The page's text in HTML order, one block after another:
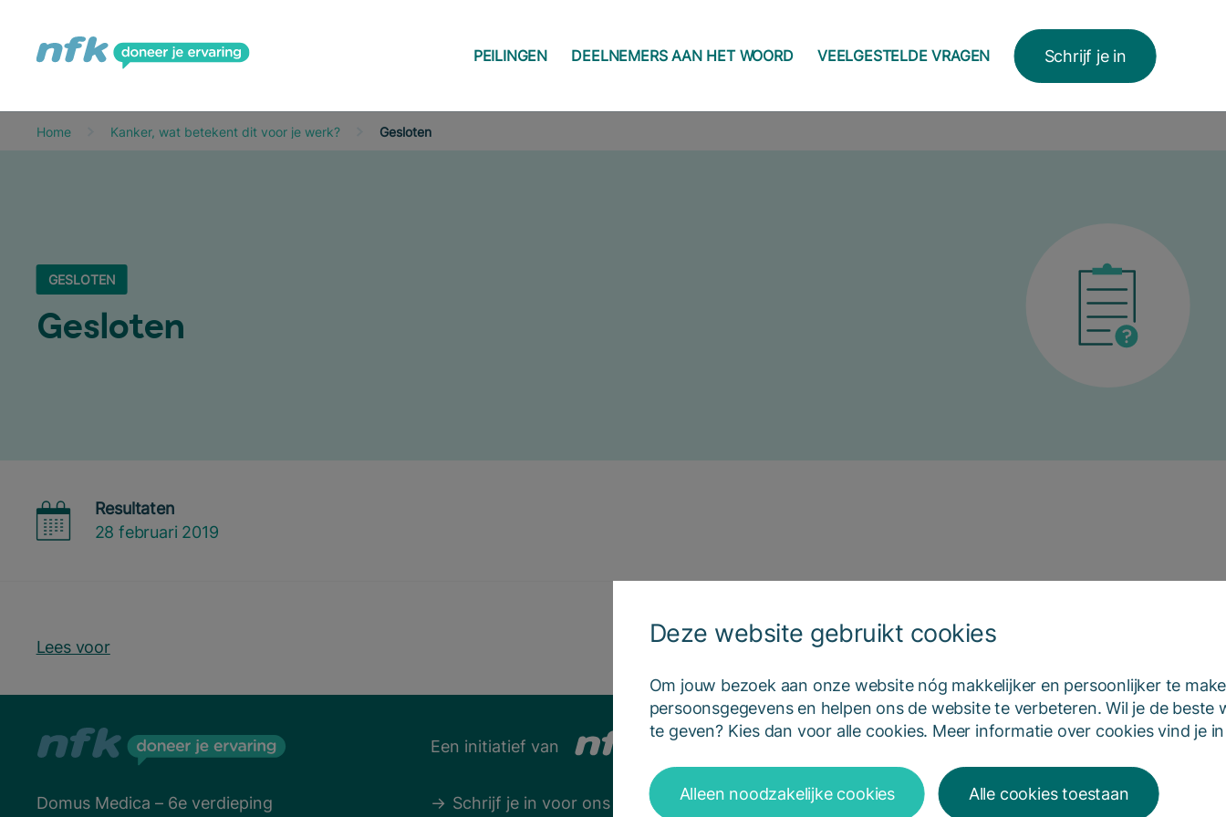
Deze website gebruikt cookies
Om jouw bezoek aan onze website nóg makkelijker en persoonlijker te
persoonsgegevens en helpen ons de website te verbeteren. Wil je de
te geven? Kies dan voor alle cookies. Meer informatie over cookies vind je
Alleen noodzakelijke cookies Alle cookies toestaan
PEILINGEN DEELNEMERS AAN HET WOORD VEELGESTELDE VRAGEN Schrijf je in
Home Kanker, wat betekent dit voor je werk? Gesloten
GESLOTEN
Geslo­ten
Resultaten
28 februari 2019
Lees voor
Een initiatief van
Domus Medica – 6e verdieping Schrijf je in voor ons panel Peilingen